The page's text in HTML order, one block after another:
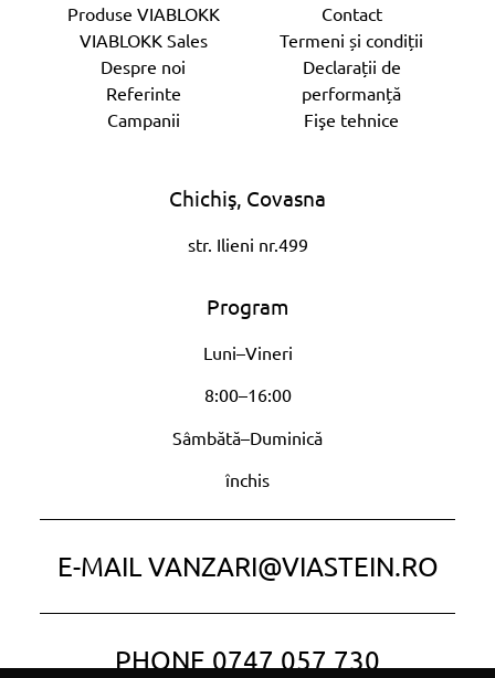
Produse VIABLOKK
VIABLOKK Sales
Despre noi
Referinte
Campanii
Contact
Termeni și condiții
Declarații de
performanță
Fişe tehnice
Chichiş, Covasna
str. Ilieni nr.499
Program
Luni–Vineri
8:00–16:00
Sâmbătă–Duminică
închis
E-MAIL VANZARI@VIASTEIN.RO
PHONE0747 057 730